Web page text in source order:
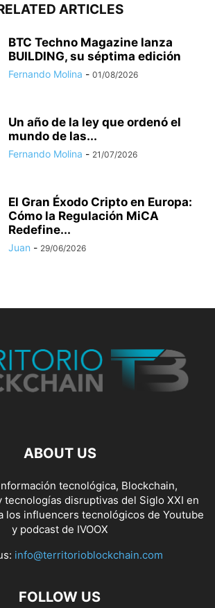
ARTICLES
BTC Techno Magazine lanza
BUILDING, su séptima edición
Fernando Molina - 01/08/2026
Un año de la ley que ordenó el
mundo de las...
Fernando Molina - 21/07/2026
El Gran Éxodo Cripto en Europa:
Cómo la Regulación MiCA
Redefine...
Juan - 29/06/2026
ABOUT US
tecnológica, Blockchain,
tecnologías disruptivas del Siglo XXI en
los influencers tecnológicos de Youtube
y podcast de IVOOX
info@territorioblockchain.com
FOLLOW US